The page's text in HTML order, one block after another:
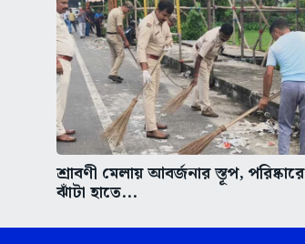
শ্রাবণী মেলায় আবর্জনার স্তূপ, পরিষ্কারে
ঝাঁটা হাতে...